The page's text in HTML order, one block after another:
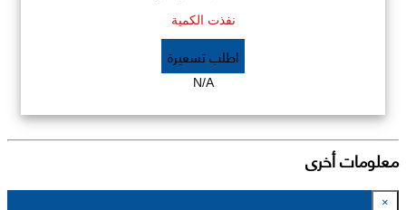
نفذت الكمية
اطلب تسعيرة
N/A
معلومات أخرى
×